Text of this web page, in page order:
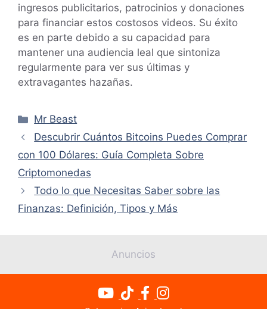
ingresos publicitarios, patrocinios y donaciones
para financiar estos costosos videos. Su éxito
es en parte debido a su capacidad para
mantener una audiencia leal que sintoniza
regularmente para ver sus últimas y
extravagantes hazañas.
Categorías
Mr Beast
Descubrir Cuántos Bitcoins Puedes Comprar
con 100 Dólares: Guía Completa Sobre
Criptomonedas
Todo lo que Necesitas Saber sobre las
Finanzas: Definición, Tipos y Más
Anuncios